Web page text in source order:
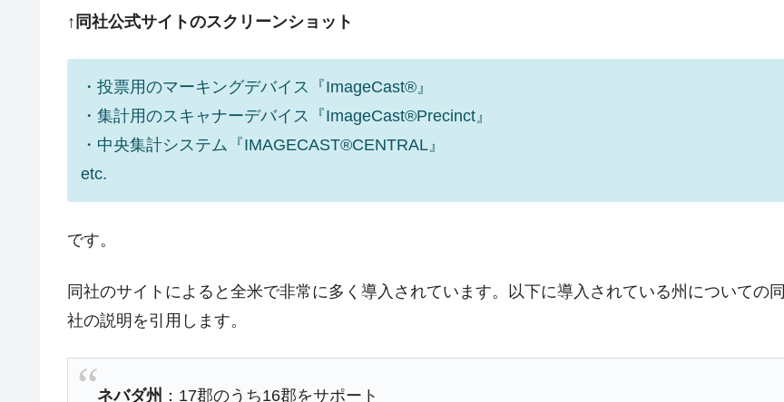
する差別。許してはおかぬ
『Money1』 韓国半導体『SKハイニックス』2026年2Qの業績「史上最高益」当期純利益は前年同期比13.4倍に。
『Money1』 韓国･加徳島新国際空港「またも暗礁」の危機 ⇒ 10.7兆では損が出るからできない。
『Money1』
【速報】韓国株式市場の暴落・本日07月29日(水)もサイドカー・サーキットブレイカーの二段コンボ
発動！
『Money1』 IT産業は人を雇用する効果は低い。全産業の半分未満しか雇用を生まない
Fact1
Fact1 今話題の「楽天ライオンズ」とは？
奇跡の毛色「白毛馬」とは？
Fact1
↑同社公式サイトのスクリーンショット
・投票用のマーキングデバイス『ImageCast®』
・集計用のスキャナーデバイス『ImageCast®Precinct』
・中央集計システム『IMAGECAST®CENTRAL』
etc.
です。
同社のサイトによると全米で非常に多く導入されています。以下に導入されている州についての同
社の説明を引用します。
ネバダ州 ：17郡のうち16郡をサポート